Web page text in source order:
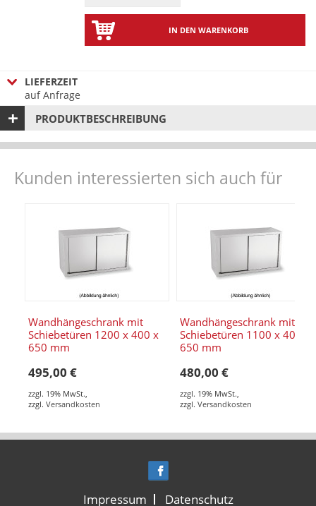
IN DEN WARENKORB
LIEFERZEIT
auf Anfrage
PRODUKTBESCHREIBUNG
Kunden interessierten sich auch für
Wandhängeschrank mit
Schiebetüren 1200 x 400 x
650 mm
495,00 €
zzgl. 19% MwSt.
zzgl. Versandkosten
Wandhängeschrank mit
Schiebetüren 1100 x 400 x
650 mm
480,00 €
zzgl. 19% MwSt.
zzgl. Versandkosten
Impressum Datenschutz